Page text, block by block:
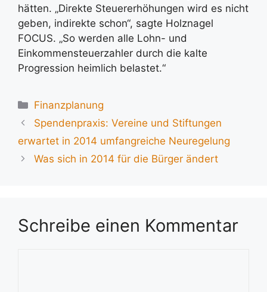
hätten. „Direkte Steuererhöhungen wird es nicht
geben, indirekte schon“, sagte Holznagel
FOCUS. „So werden alle Lohn- und
Einkommensteuerzahler durch die kalte
Progression heimlich belastet.“
Kategorien
Finanzplanung
Spendenpraxis: Vereine und Stiftungen
erwartet in 2014 umfangreiche Neuregelung
Was sich in 2014 für die Bürger ändert
Schreibe einen Kommentar